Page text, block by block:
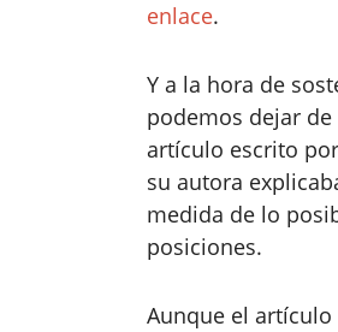
enlace.
Y a la hora de
podemos dejar
artículo escrito
su autora
medida de lo
posiciones.
Aunque el